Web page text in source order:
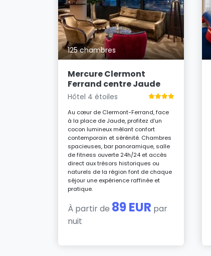
125 chambres
Mercure Clermont
Ferrand centre Jaude
Hôtel 4 étoiles
Au cœur de Clermont-Ferrand, face
à la place de Jaude, profitez d’un
cocon lumineux mêlant confort
contemporain et sérénité. Chambres
spacieuses, bar panoramique, salle
de fitness ouverte 24h/24 et accès
direct aux trésors historiques ou
naturels de la région font de chaque
séjour une expérience raffinée et
pratique.
À partir de 89 EUR par
nuit